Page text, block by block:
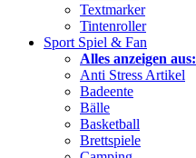
Textmarker
Tintenroller
Sport Spiel & Fan
Alles anzeigen aus:
Anti Stress Artikel
Badeente
Bälle
Basketball
Brettspiele